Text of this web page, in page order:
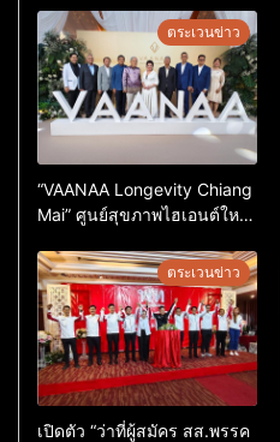
ตระเวนข่าว
“VAANAA Longevity Chiang
Mai” ศูนย์สุขภาพไฮเอนต์ใหญ่
ตระเวนข่าว
เปิดตัว “ว่าที่ผู้สมัคร สส.พรรค